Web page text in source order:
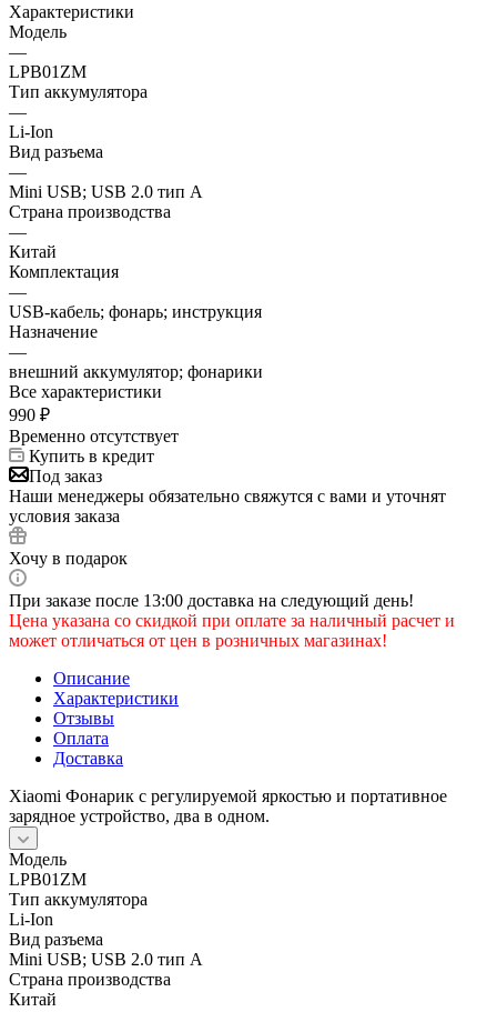
Характеристики
Модель
—
LPB01ZM
Тип аккумулятора
—
Li-Ion
Вид разъема
—
Mini USB; USB 2.0 тип A
Страна производства
—
Китай
Комплектация
—
USB-кабель; фонарь; инструкция
Назначение
—
внешний аккумулятор; фонарики
Все характеристики
990 ₽
Временно отсутствует
Купить в кредит
Под заказ
Наши менеджеры обязательно свяжутся с вами и уточнят
условия заказа
Хочу в подарок
При заказе после 13:00 доставка на следующий день!
Цена указана со скидкой при оплате за наличный расчет и
может отличаться от цен в розничных магазинах!
Описание
Характеристики
Отзывы
Оплата
Доставка
Xiaomi Фонарик с регулируемой яркостью и портативное
зарядное устройство, два в одном.
Модель
LPB01ZM
Тип аккумулятора
Li-Ion
Вид разъема
Mini USB; USB 2.0 тип A
Страна производства
Китай